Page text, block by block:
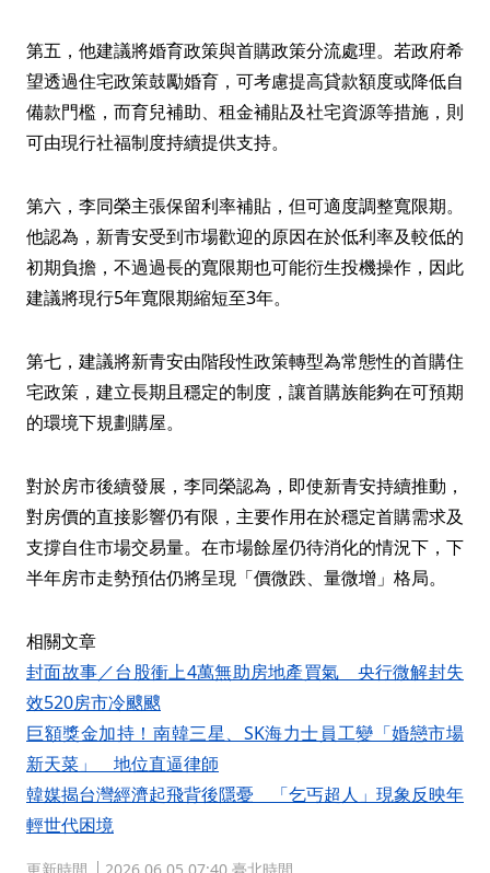
第五，他建議將婚育政策與首購政策分流處理。若政府希
望透過住宅政策鼓勵婚育，可考慮提高貸款額度或降低自
備款門檻，而育兒補助、租金補貼及社宅資源等措施，則
可由現行社福制度持續提供支持。
第六，李同榮主張保留利率補貼，但可適度調整寬限期。
他認為，新青安受到市場歡迎的原因在於低利率及較低的
初期負擔，不過過長的寬限期也可能衍生投機操作，因此
建議將現行5年寬限期縮短至3年。
第七，建議將新青安由階段性政策轉型為常態性的首購住
宅政策，建立長期且穩定的制度，讓首購族能夠在可預期
的環境下規劃購屋。
對於房市後續發展，李同榮認為，即使新青安持續推動，
對房價的直接影響仍有限，主要作用在於穩定首購需求及
支撐自住市場交易量。在市場餘屋仍待消化的情況下，下
半年房市走勢預估仍將呈現「價微跌、量微增」格局。
相關文章
封面故事／台股衝上4萬無助房地產買氣 央行微解封失
效520房市冷颼颼
巨額獎金加持！南韓三星、SK海力士員工變「婚戀市場
新天菜」 地位直逼律師
韓媒揭台灣經濟起飛背後隱憂 「乞丐超人」現象反映年
輕世代困境